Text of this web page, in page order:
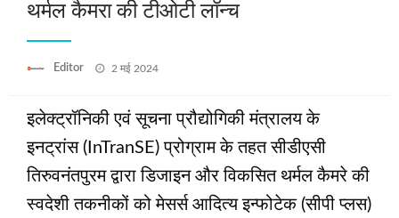
थर्मल कैमरा की टीओटी लॉन्च
Editor
Posted
2 मई 2024
इलेक्ट्रॉनिकी एवं सूचना प्रौद्योगिकी मंत्रालय के
इनट्रांस (InTranSE) प्रोग्राम के तहत सीडीएसी
तिरुवनंतपुरम द्वारा डिजाइन और विकसित थर्मल कैमरे की
स्वदेशी तकनीकों को मेसर्स आदित्य इन्फोटेक (सीपी प्लस)